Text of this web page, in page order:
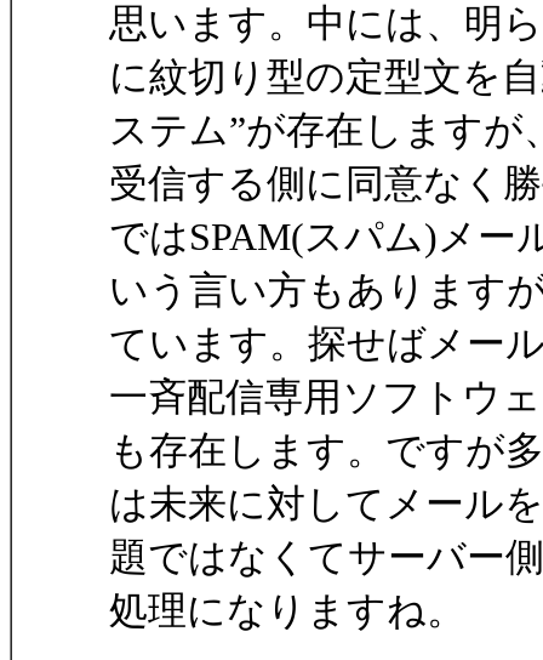
思います。中には、明
に紋切り型の定型文を
ステム”が存在しますが
受信する側に同意なく
ではSPAM(スパム)メー
いう言い方もあります
ています。探せばメー
一斉配信専用ソフトウ
も存在します。ですが
は未来に対してメール
題ではなくてサーバー
処理になりますね。